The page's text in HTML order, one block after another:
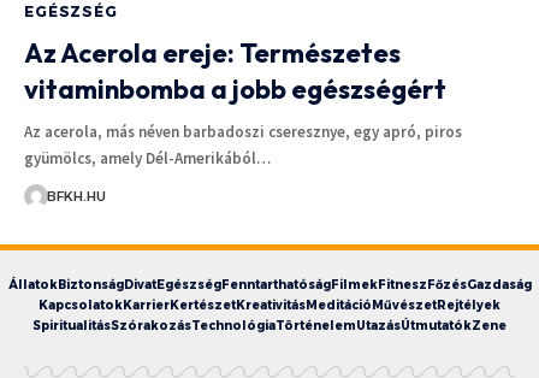
EGÉSZSÉG
Az Acerola ereje: Természetes
vitaminbomba a jobb egészségért
Az acerola, más néven barbadoszi cseresznye, egy apró, piros
gyümölcs, amely Dél-Amerikából…
BFKH.HU
ÁllatokBiztonságDivatEgészségFenntarthatóságFilmekFitneszFőzésGazdaság
KapcsolatokKarrierKertészetKreativitásMeditációMűvészetRejtélyek
SpiritualitásSzórakozásTechnológiaTörténelemUtazásÚtmutatókZene